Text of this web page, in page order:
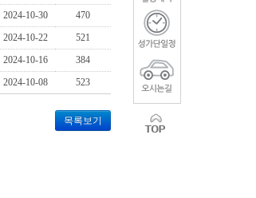
2024-10-30
470
2024-10-22
521
2024-10-16
384
2024-10-08 523
목록보기